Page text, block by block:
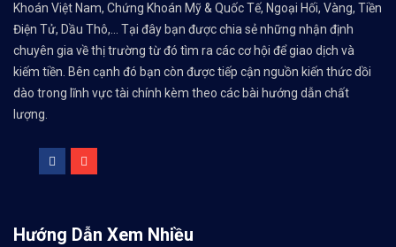
Khoán Việt Nam, Chứng Khoán Mỹ & Quốc Tế, Ngoại Hối, Vàng, Tiền
Điện Tử, Dầu Thô,... Tại đây bạn được chia sẻ những nhận định
chuyên gia về thị trường từ đó tìm ra các cơ hội để giao dịch và
kiếm tiền. Bên cạnh đó bạn còn được tiếp cận nguồn kiến thức dồi
dào trong lĩnh vực tài chính kèm theo các bài hướng dẫn chất
lượng.
Hướng Dẫn Xem Nhiều